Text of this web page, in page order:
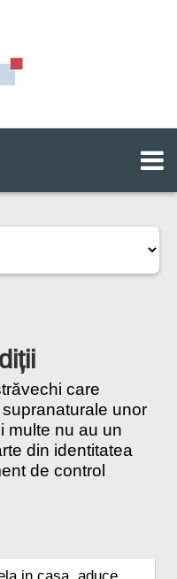
care
unor
multe nu au un
din identitatea
de control